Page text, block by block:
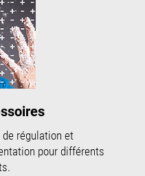
de régulation et
pour différents